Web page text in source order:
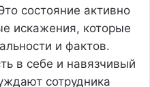
состояние активно
искажения, которые
и фактов.
в себе и навязчивый
сотрудника